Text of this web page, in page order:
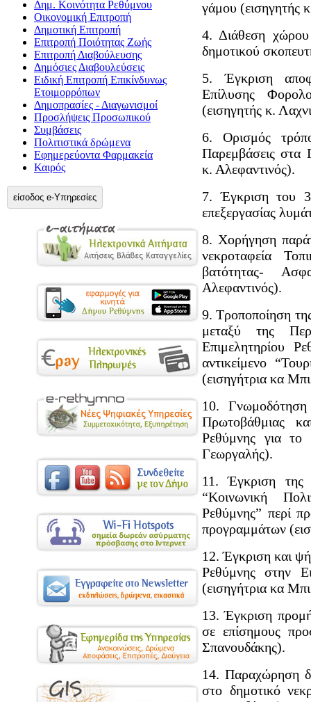
Δημ. Κοινότητα Ρεθύμνου
Οικονομική Επιτροπή
Δημοτική Επιτροπή
Επιτροπή Ποιότητας Ζωής
Επιτροπή Διαβούλευσης
Δημόσιες Διαβουλεύσεις
Ειδική Επιτροπή Επικίνδυνως
Ετοιμορρόπων
Δημοπρασίες - Διαγωνισμοί
Προσλήψεις Προσωπικού
Συμβάσεις
Πολιτιστικά δρώμενα
Εφημερεύοντα Φαρμακεία
Καιρός
είσοδος e-Υπηρεσίες
γάμου (εισηγητής
4. Διάθεση
δημοτικού
5. Έγκριση
Επίλυσης
(εισηγητής κ.
6. Ορισμός
Παρεμβάσεις στα
κ. Αλεφαντινός).
7. Έγκριση του
επεξεργασίας
8. Χορήγηση
νεκροταφεία
βατότητας-
Αλεφαντινός).
9. Τροποποίηση
μεταξύ της
Επιμελητηρίου
αντικείμενο
(εισηγήτρια κα
10.
Πρωτοβάθμιας
Ρεθύμνης για το
Γεωργαλής).
11. Έγκριση
“Κοινωνική
Ρεθύμνης” περί
προγραμμάτων
12. Έγκριση και
Ρεθύμνης στην
(εισηγήτρια κα
13. Έγκριση
σε επίσημους
Σπανουδάκης).
14. Παραχώρηση
στο δημοτικό